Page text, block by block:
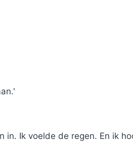
in. Ik voelde de regen. En ik